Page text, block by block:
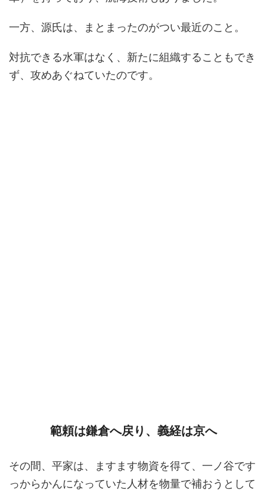
一方、源氏は、まとまったのがつい最近のこと。
対抗できる水軍はなく、新たに組織することもでき
ず、攻めあぐねていたのです。
範頼は鎌倉へ戻り、義経は京へ
その間、平家は、ますます物資を得て、一ノ谷です
っからかんになっていた人材を物量で補おうとして